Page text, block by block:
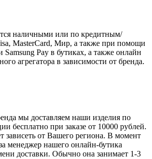
наличными или по кредитным/
MasterCard, Мир, а также при помощи
Samsung Pay в бутиках, а также онлайн
агрегатора в зависимости от бренда.
мы доставляем наши изделия по
бесплатно при заказе от 10000 рублей.
зависеть от Вашего региона. В момент
менеджер нашего онлайн-бутика
доставки. Обычно она занимает 1-3